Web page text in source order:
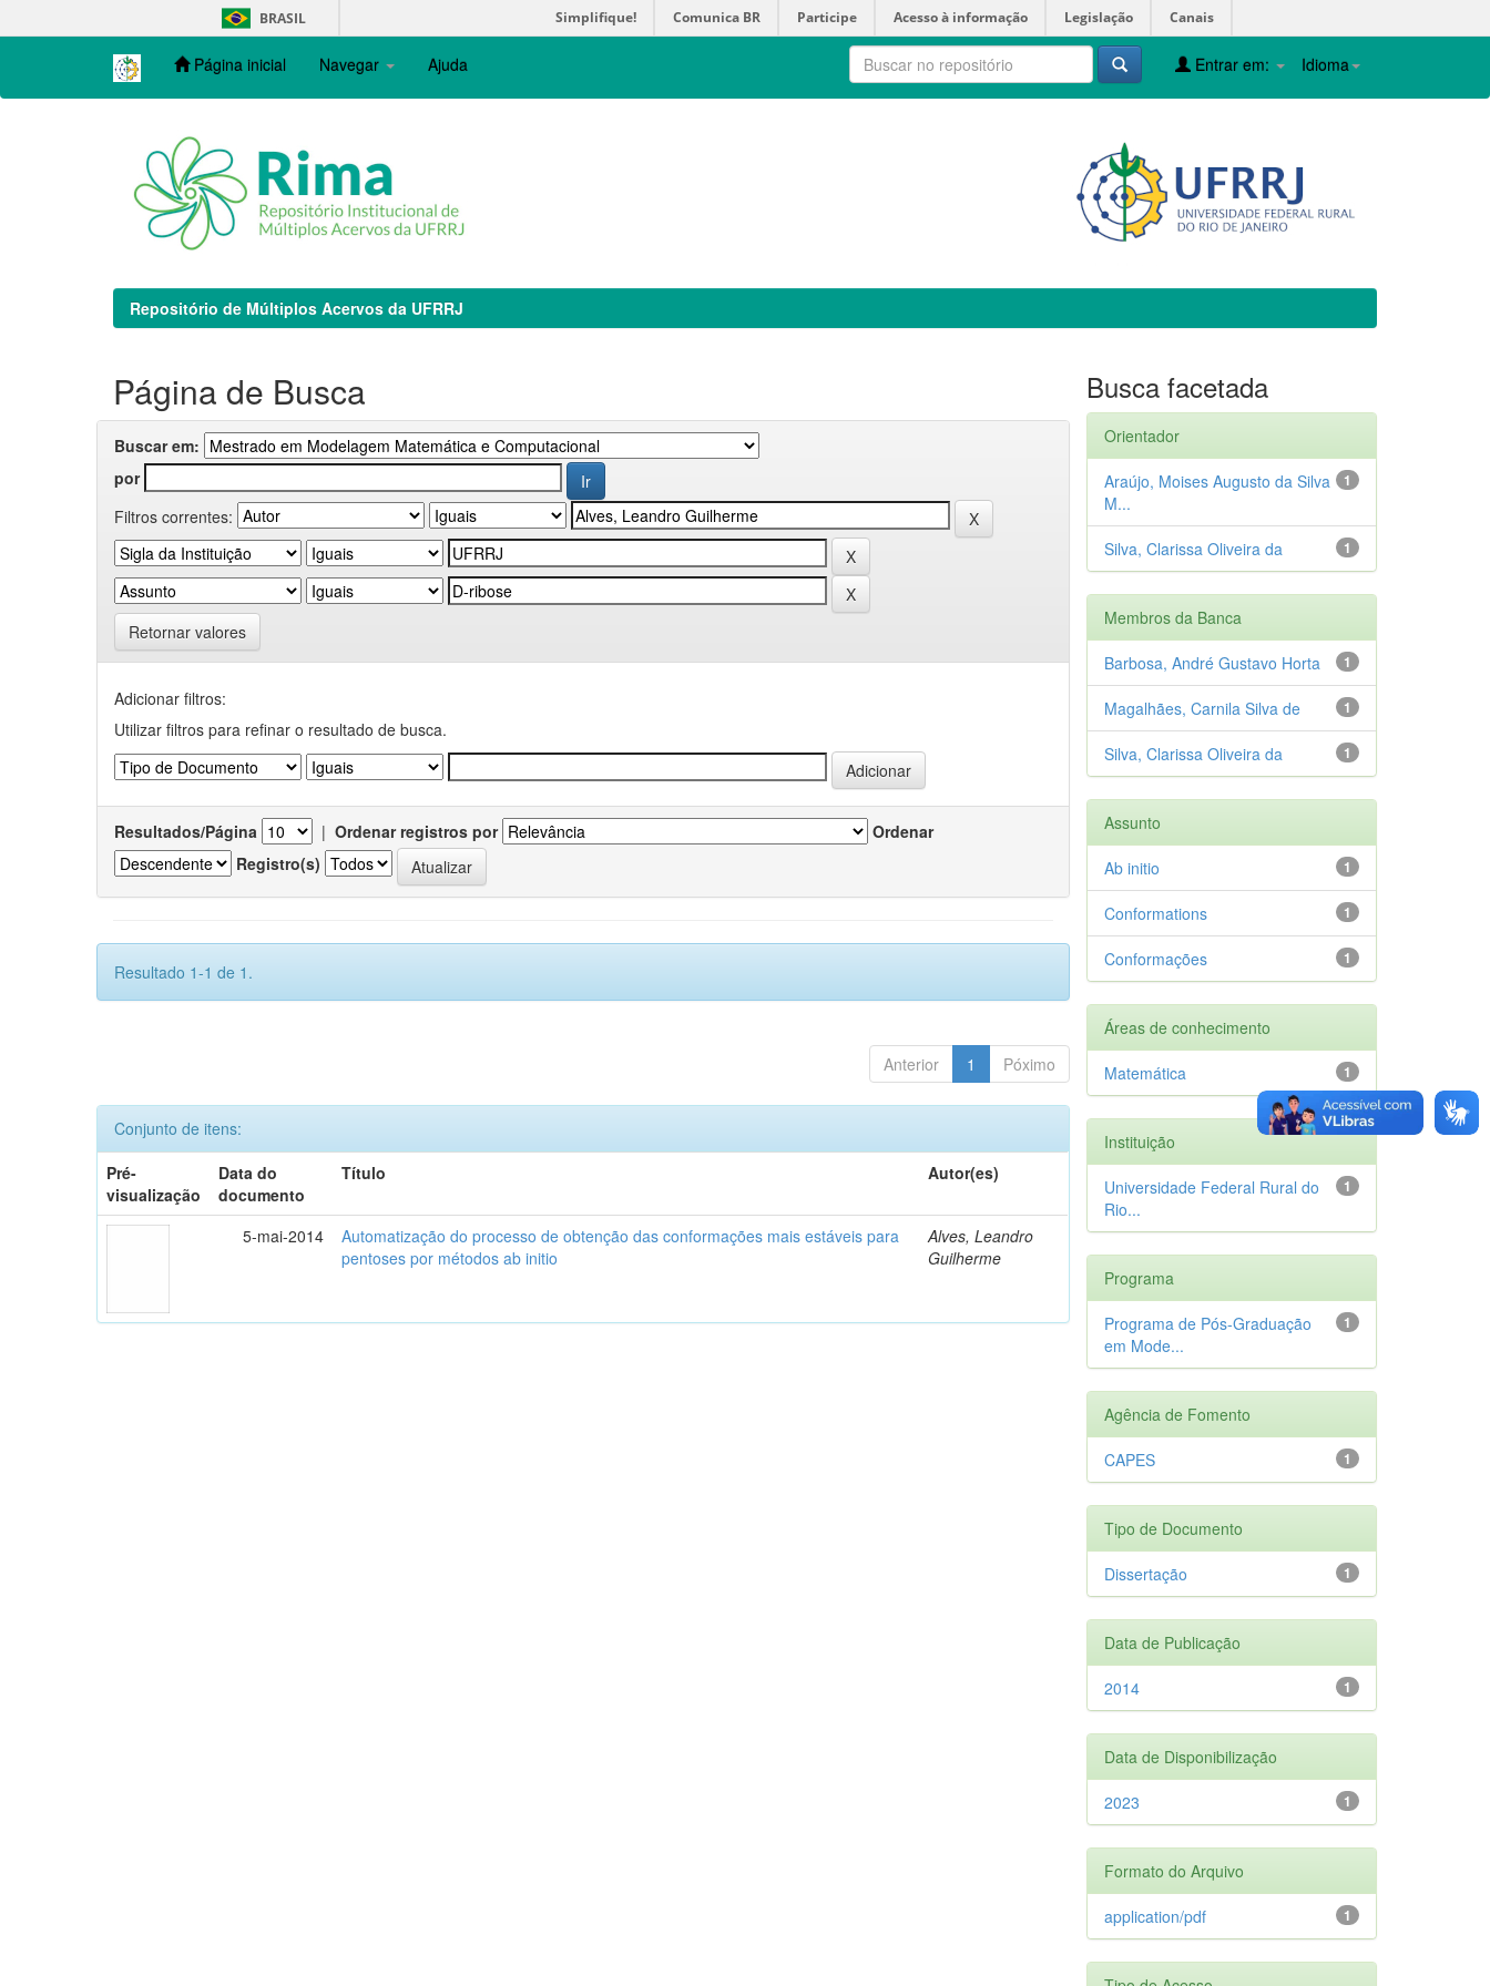
navigation
BRASIL Simplifique! Comunica BR Participe Acesso à informação Legislação Canais
Página inicial Navegar Ajuda Idioma
Entrar em:
Repositório de Múltiplos Acervos da UFRRJ
Página de Busca
Buscar em:
por
Filtros correntes:
Retornar valores
Adicionar filtros:
Utilizar filtros para refinar o resultado de busca.
Resultados/Página | Ordenar registros por
Ordenar
Registro(s)
Resultado 1-1 de 1.
Anterior 1 Póximo
Conjunto de itens:
Pré-
visualização
Data do
documento
Título Autor(es)
5-mai-2014
Automatização do processo de obtenção das conformações mais estáveis para
pentoses por métodos ab initio
Alves, Leandro
Guilherme
Busca facetada
Orientador
1
Araújo, Moises Augusto da Silva
M...
1
Silva, Clarissa Oliveira da
Membros da Banca
1
Barbosa, André Gustavo Horta
1
Magalhães, Carnila Silva de
1
Silva, Clarissa Oliveira da
Assunto
1
Ab initio
1
Conformations
1
Conformações
Áreas de conhecimento
1
Matemática
Instituição
1
Universidade Federal Rural do
Rio...
Programa
1
Programa de Pós-Graduação
em Mode...
Agência de Fomento
1
CAPES
Tipo de Documento
1
Dissertação
Data de Publicação
1
2014
Data de Disponibilização
1
2023
Formato do Arquivo
1
application/pdf